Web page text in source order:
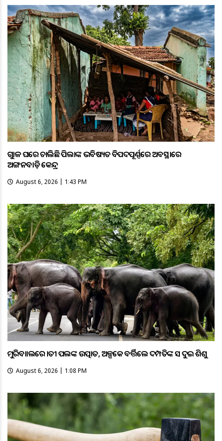
ଗୁହାଳ ଘରେ ଚାଲିଛି ପିଲାଙ୍କ ଭବିଷ୍ୟତ ବିପଦପୂର୍ଣ୍ଣରେ ଅବସ୍ଥାରେ
ଅଙ୍ଗନବାଡ଼ି କେନ୍ଦ୍ର
August 6, 2026 | 1:43 PM
ମୁରିବାହାଲରେ ହାତୀ ପଲଙ୍କ ଉତ୍ପାତ, ଅଳ୍ପକେ ବର୍ତ୍ତିଲେ ଦମ୍ପତିଙ୍କ ସହ ଦୁଇ ଶିଶୁ
August 6, 2026 | 1:08 PM